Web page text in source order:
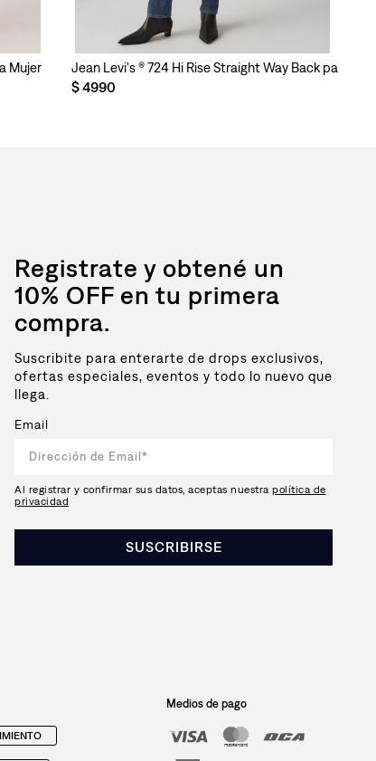
Mujer Jean Levi's ® 724 Hi Rise Straight Way Back para
$4990
Registrate y obtené un
10% OFF en tu primera
compra.
Suscribite para enterarte de drops exclusivos,
ofertas especiales, eventos y todo lo nuevo que
llega.
Email
Al registrar y confirmar sus datos, aceptas nuestra política de
privacidad
SUSCRIBIRSE
Medios de pago